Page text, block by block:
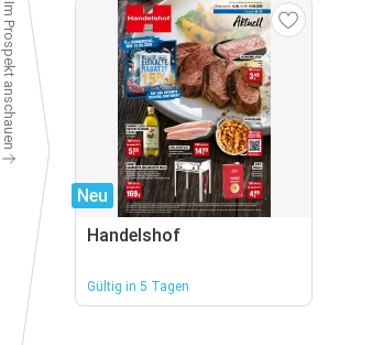
Im Prospekt anschauen
Neu
Handelshof
Gültig in 5 Tagen